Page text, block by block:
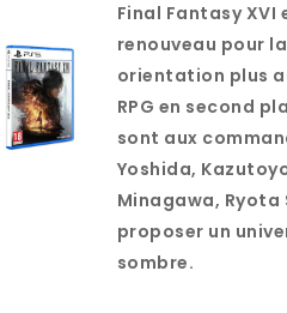
Final Fantasy XVI
renouveau pour
orientation plus
RPG en second
sont aux
Yoshida,
Minagawa, Ryota
proposer un
sombre.